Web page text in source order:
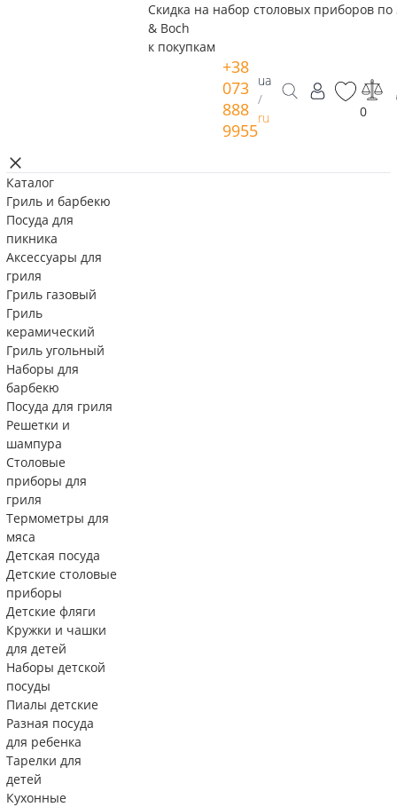
Скидка на набор столовых приборов
& Boch
к покупкам
+38
073
888
9955
ua
/
ru
0
Каталог
Гриль и барбекю
Посуда для
пикника
Аксессуары для
гриля
Гриль газовый
Гриль
керамический
Гриль угольный
Наборы для
барбекю
Посуда для гриля
Решетки и
шампура
Столовые
приборы для
гриля
Термометры для
мяса
Детская посуда
Детские столовые
приборы
Детские фляги
Кружки и чашки
для детей
Наборы детской
посуды
Пиалы детские
Разная посуда
для ребенка
Тарелки для
детей
Кухонные